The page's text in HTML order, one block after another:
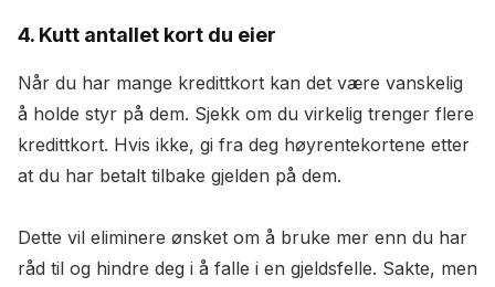
4. Kutt antallet kort du eier
Når du har mange kredittkort kan det være vanskelig
å holde styr på dem. Sjekk om du virkelig trenger flere
kredittkort. Hvis ikke, gi fra deg høyrentekortene etter
at du har betalt tilbake gjelden på dem.
Dette vil eliminere ønsket om å bruke mer enn du har
råd til og hindre deg i å falle i en gjeldsfelle. Sakte, men